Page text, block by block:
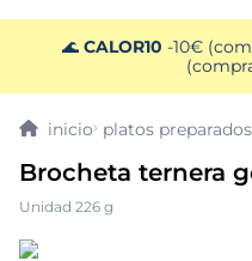
🌊 CALOR10 -10€
platos preparados
Brocheta ternera
Unidad 226 g
TÉRMINOS MÁS
1. helados sirena
3 patatas